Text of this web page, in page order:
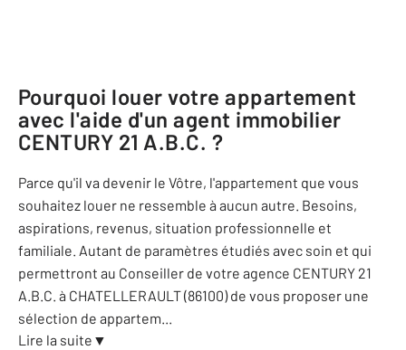
Pourquoi louer votre appartement
avec l'aide d'un agent immobilier
CENTURY 21 A.B.C. ?
Parce qu'il va devenir le Vôtre, l'appartement que vous
souhaitez louer ne ressemble à aucun autre. Besoins,
aspirations, revenus, situation professionnelle et
familiale. Autant de paramètres étudiés avec soin et qui
permettront au Conseiller de votre agence CENTURY 21
A.B.C. à CHATELLERAULT (86100) de vous proposer une
sélection de appartem...
Lire la suite ▼